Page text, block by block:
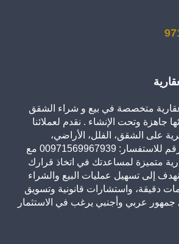
متخصصة في بيع و شراء الشقق
جاهزة وتحت الإنشاء . نقدم لعملائنا
على الشقق، الفلل، الأراضي،
والعقارات التجارية، رقم للاستفسار: 00971569967939 مع
متميزة لمساعدتك في اتخاذ قرارك
إلى تسهيل عمليات البيع والشراء
دقيقة، واستشارات قانونية وتسويق
جمهور عربي وأجنبي يرغب في الاستثمار